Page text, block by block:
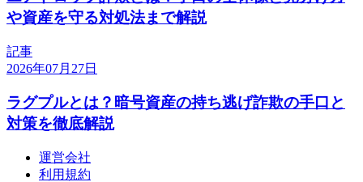
や資産を守る対処法まで解説
記事
2026年07月27日
ラグプルとは？暗号資産の持ち逃げ詐欺の手口と
対策を徹底解説
運営会社
利用規約